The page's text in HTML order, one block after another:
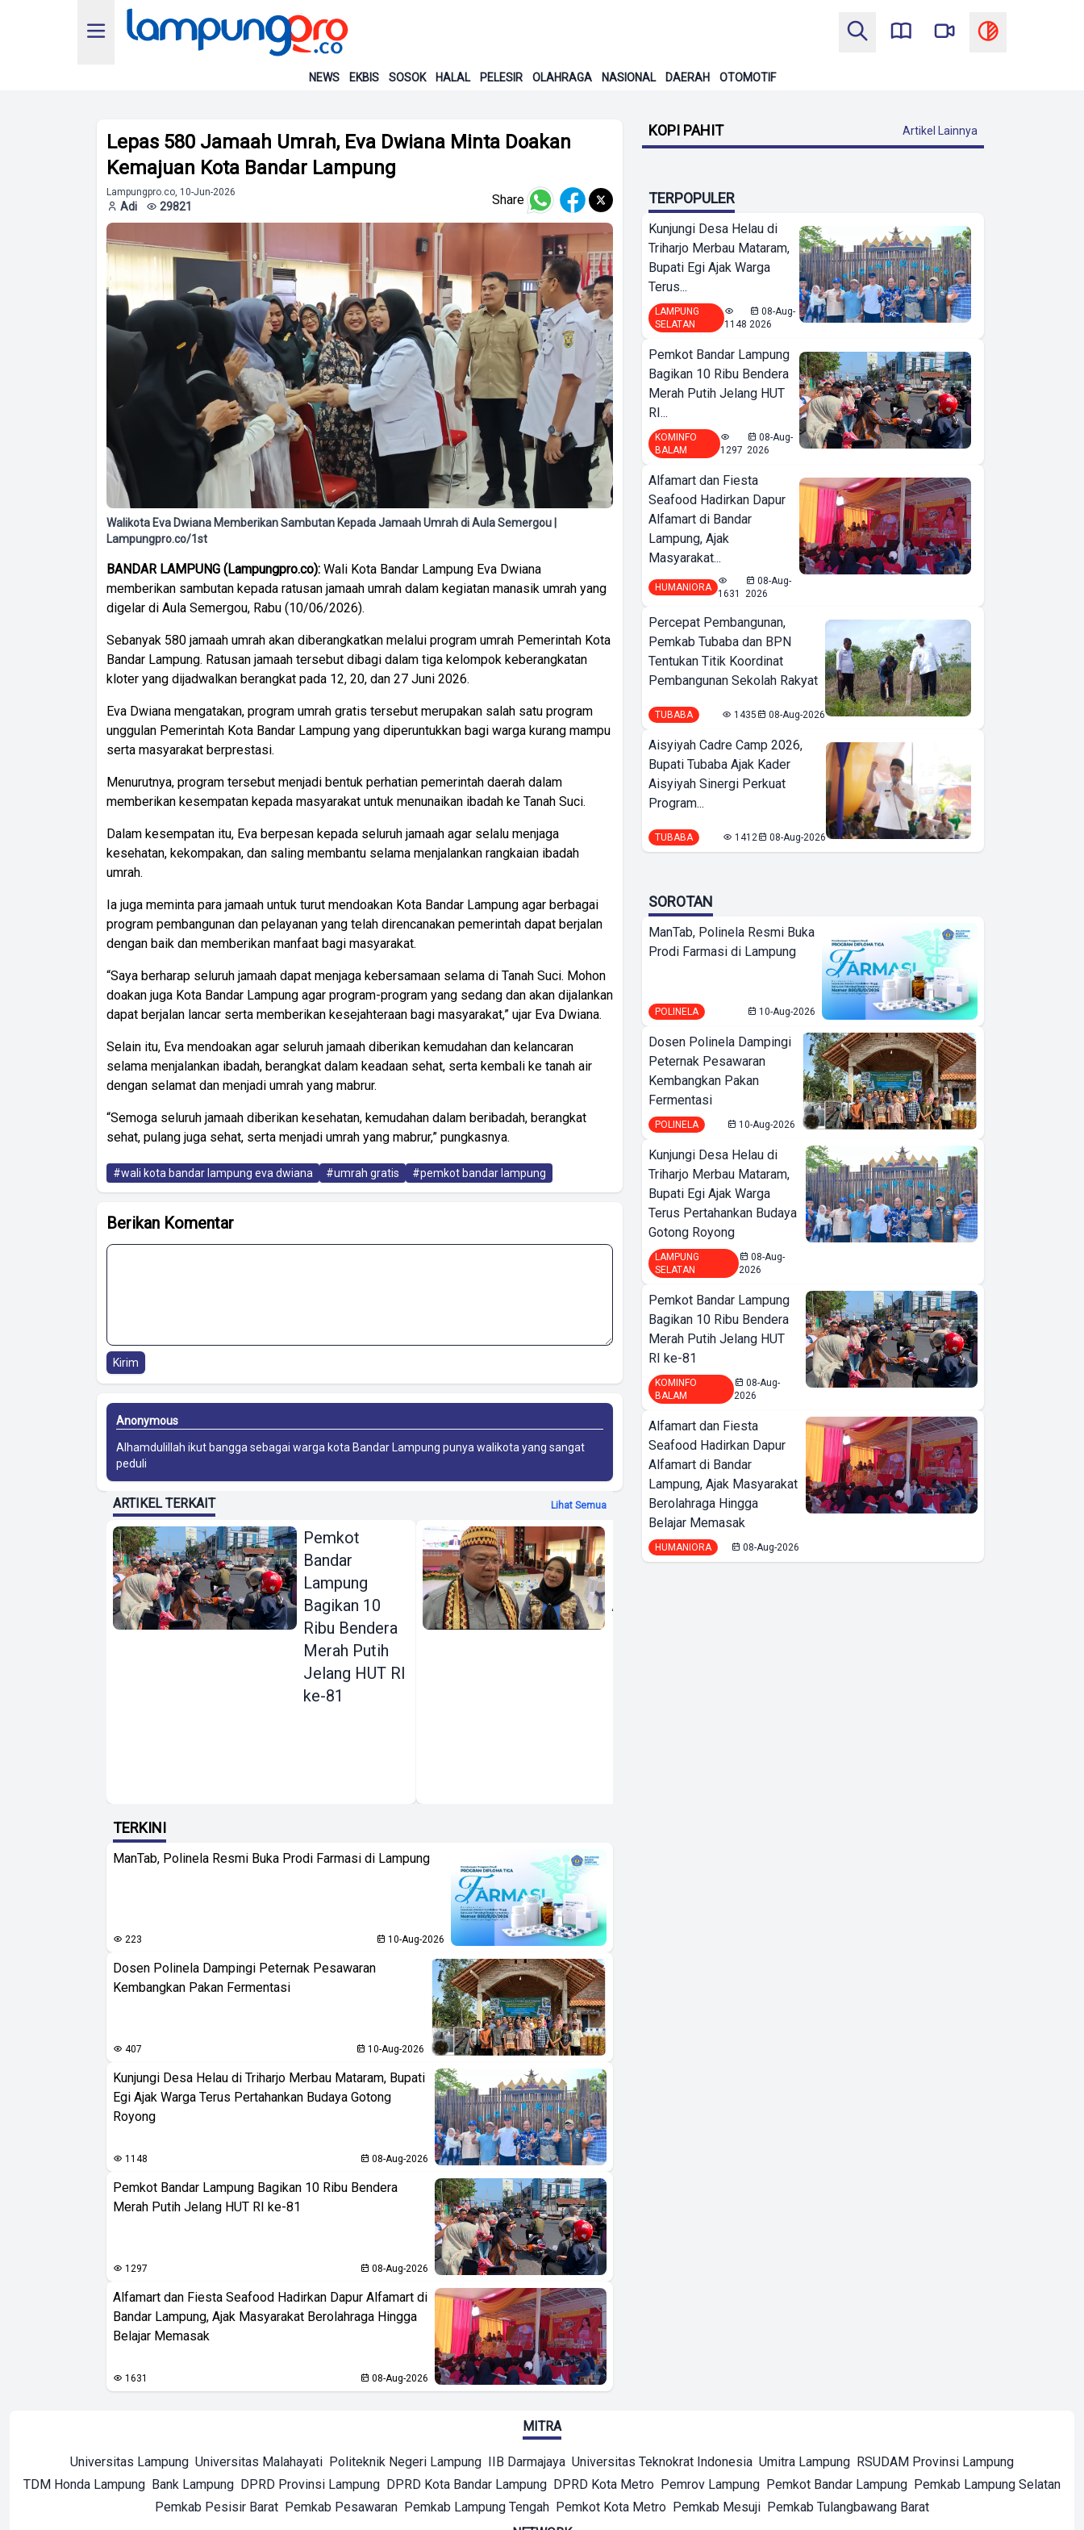
NEWS EKBIS SOSOK HALAL PELESIR OLAHRAGA NASIONAL DAERAH OTOMOTIF
Lepas 580 Jamaah Umrah, Eva Dwiana Minta Doakan
Kemajuan Kota Bandar Lampung
Lampungpro.co, 10-Jun-2026
Adi 29821 Share
Walikota Eva Dwiana Memberikan Sambutan Kepada Jamaah Umrah di Aula Semergou |
Lampungpro.co/1st
BANDAR LAMPUNG (Lampungpro.co): Wali Kota Bandar Lampung Eva Dwiana
memberikan sambutan kepada ratusan jamaah umrah dalam kegiatan manasik umrah yang
digelar di Aula Semergou, Rabu (10/06/2026).
Sebanyak 580 jamaah umrah akan diberangkatkan melalui program umrah Pemerintah Kota
Bandar Lampung. Ratusan jamaah tersebut dibagi dalam tiga kelompok keberangkatan
kloter yang dijadwalkan berangkat pada 12, 20, dan 27 Juni 2026.
Eva Dwiana mengatakan, program umrah gratis tersebut merupakan salah satu program
unggulan Pemerintah Kota Bandar Lampung yang diperuntukkan bagi warga kurang mampu
serta masyarakat berprestasi.
Menurutnya, program tersebut menjadi bentuk perhatian pemerintah daerah dalam
memberikan kesempatan kepada masyarakat untuk menunaikan ibadah ke Tanah Suci.
Dalam kesempatan itu, Eva berpesan kepada seluruh jamaah agar selalu menjaga
kesehatan, kekompakan, dan saling membantu selama menjalankan rangkaian ibadah
umrah.
Ia juga meminta para jamaah untuk turut mendoakan Kota Bandar Lampung agar berbagai
program pembangunan dan pelayanan yang telah direncanakan pemerintah dapat berjalan
dengan baik dan memberikan manfaat bagi masyarakat.
“Saya berharap seluruh jamaah dapat menjaga kebersamaan selama di Tanah Suci. Mohon
doakan juga Kota Bandar Lampung agar program-program yang sedang dan akan dijalankan
dapat berjalan lancar serta memberikan kesejahteraan bagi masyarakat,” ujar Eva Dwiana.
Selain itu, Eva mendoakan agar seluruh jamaah diberikan kemudahan dan kelancaran
selama menjalankan ibadah, berangkat dalam keadaan sehat, serta kembali ke tanah air
dengan selamat dan menjadi umrah yang mabrur.
“Semoga seluruh jamaah diberikan kesehatan, kemudahan dalam beribadah, berangkat
sehat, pulang juga sehat, serta menjadi umrah yang mabrur,” pungkasnya.
#wali kota bandar lampung eva dwiana #umrah gratis #pemkot bandar lampung
Berikan Komentar
Kirim
Anonymous
Alhamdulillah ikut bangga sebagai warga kota Bandar Lampung punya walikota yang sangat
peduli
ARTIKEL TERKAIT Lihat Semua
Pemkot
Bandar
Lampung
Bagikan 10
Ribu Bendera
Merah Putih
Jelang HUT RI
ke-81
Komisi VIII
DPR RI Siap
Aspirasi
Bandar
TERKINI
ManTab, Polinela Resmi Buka Prodi Farmasi di Lampung
223 10-Aug-2026
Dosen Polinela Dampingi Peternak Pesawaran
Kembangkan Pakan Fermentasi
407 10-Aug-2026
Kunjungi Desa Helau di Triharjo Merbau Mataram, Bupati
Egi Ajak Warga Terus Pertahankan Budaya Gotong
Royong
1148 08-Aug-2026
Pemkot Bandar Lampung Bagikan 10 Ribu Bendera
Merah Putih Jelang HUT RI ke-81
1297 08-Aug-2026
Alfamart dan Fiesta Seafood Hadirkan Dapur Alfamart di
Bandar Lampung, Ajak Masyarakat Berolahraga Hingga
Belajar Memasak
1631 08-Aug-2026
KOPI PAHIT Artikel Lainnya
TERPOPULER
Kunjungi Desa Helau di
Triharjo Merbau Mataram,
Bupati Egi Ajak Warga
Terus...
LAMPUNG
SELATAN
1148
08-Aug-
2026
Pemkot Bandar Lampung
Bagikan 10 Ribu Bendera
Merah Putih Jelang HUT
RI...
KOMINFO
BALAM
1297
08-Aug-
2026
Alfamart dan Fiesta
Seafood Hadirkan Dapur
Alfamart di Bandar
Lampung, Ajak
Masyarakat...
HUMANIORA
1631
08-Aug-
2026
Percepat Pembangunan,
Pemkab Tubaba dan BPN
Tentukan Titik Koordinat
Pembangunan Sekolah Rakyat
TUBABA 1435 08-Aug-2026
Aisyiyah Cadre Camp 2026,
Bupati Tubaba Ajak Kader
Aisyiyah Sinergi Perkuat
Program...
TUBABA 1412 08-Aug-2026
SOROTAN
ManTab, Polinela Resmi Buka
Prodi Farmasi di Lampung
POLINELA 10-Aug-2026
Dosen Polinela Dampingi
Peternak Pesawaran
Kembangkan Pakan
Fermentasi
POLINELA 10-Aug-2026
Kunjungi Desa Helau di
Triharjo Merbau Mataram,
Bupati Egi Ajak Warga
Terus Pertahankan Budaya
Gotong Royong
LAMPUNG
SELATAN
08-Aug-
2026
Pemkot Bandar Lampung
Bagikan 10 Ribu Bendera
Merah Putih Jelang HUT
RI ke-81
KOMINFO
BALAM
08-Aug-
2026
Alfamart dan Fiesta
Seafood Hadirkan Dapur
Alfamart di Bandar
Lampung, Ajak Masyarakat
Berolahraga Hingga
Belajar Memasak
HUMANIORA 08-Aug-2026
MITRA
Universitas Lampung Universitas Malahayati Politeknik Negeri Lampung IIB Darmajaya Universitas Teknokrat Indonesia Umitra Lampung RSUDAM Provinsi Lampung
TDM Honda Lampung Bank Lampung DPRD Provinsi Lampung DPRD Kota Bandar Lampung DPRD Kota Metro Pemrov Lampung Pemkot Bandar Lampung Pemkab Lampung Selatan
Pemkab Pesisir Barat Pemkab Pesawaran Pemkab Lampung Tengah Pemkot Kota Metro Pemkab Mesuji Pemkab Tulangbawang Barat